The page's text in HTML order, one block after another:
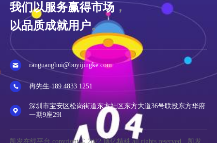
我们以服务赢得市场 ，
以品质成就用户。
ranguanghui@boyijingke.com
冉先生 189 4833 1251
深圳市宝安区松岗街道东方社区东方大道36号联投东方华府
一期9座29l
凯发在线平台 copyright © 2022 博亿精科 all rights reserved 凯发